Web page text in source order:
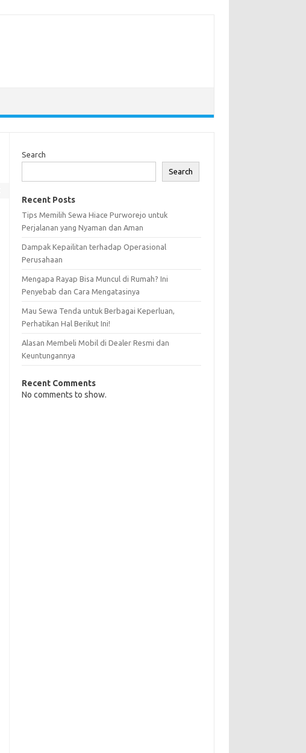
Search
Search
Recent Posts
Tips Memilih Sewa Hiace Purworejo untuk
Perjalanan yang Nyaman dan Aman
Dampak Kepailitan terhadap Operasional
Perusahaan
Mengapa Rayap Bisa Muncul di Rumah? Ini
Penyebab dan Cara Mengatasinya
Mau Sewa Tenda untuk Berbagai Keperluan,
Perhatikan Hal Berikut Ini!
Alasan Membeli Mobil di Dealer Resmi dan
Keuntungannya
Recent Comments
No comments to show.